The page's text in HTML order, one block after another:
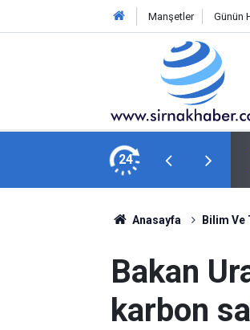
Manşetler Günün
24
Anasayfa Bilim
Bakan
karbon